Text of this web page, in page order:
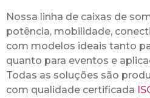
Nossa linha de caixas de
potência, mobilidade,
com modelos ideais tanto
quanto para eventos e
Todas as soluções são
com qualidade certificada